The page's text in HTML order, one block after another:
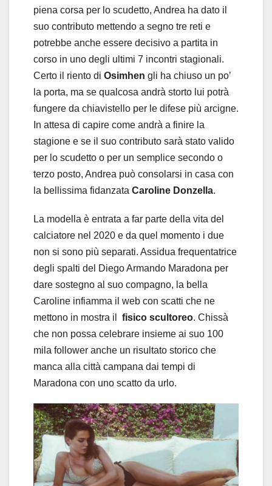
piena corsa per lo scudetto, Andrea ha dato il
suo contributo mettendo a segno tre reti e
potrebbe anche essere decisivo a partita in
corso in uno degli ultimi 7 incontri stagionali.
Certo il riento di Osimhen gli ha chiuso un po’
la porta, ma se qualcosa andrà storto lui potrà
fungere da chiavistello per le difese più arcigne.
In attesa di capire come andrà a finire la
stagione e se il suo contributo sarà stato valido
per lo scudetto o per un semplice secondo o
terzo posto, Andrea può consolarsi in casa con
la bellissima fidanzata Caroline Donzella.
La modella è entrata a far parte della vita del
calciatore nel 2020 e da quel momento i due
non si sono più separati. Assidua frequentatrice
degli spalti del Diego Armando Maradona per
dare sostegno al suo compagno, la bella
Caroline infiamma il web con scatti che ne
mettono in mostra il fisico scultoreo. Chissà
che non possa celebrare insieme ai suo 100
mila follower anche un risultato storico che
manca alla città campana dai tempi di
Maradona con uno scatto da urlo.